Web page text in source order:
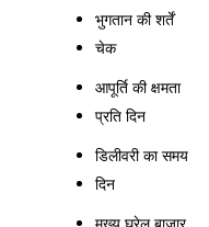
भुगतान की शर्तें
चेक
आपूर्ति की क्षमता
प्रति दिन
डिलीवरी का समय
दिन